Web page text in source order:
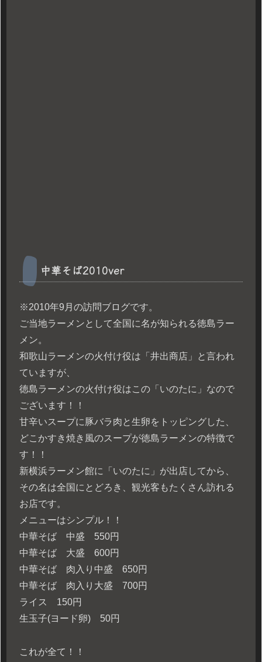
中華そば2010ver
※2010年9月の訪問ブログです。
ご当地ラーメンとして全国に名が知られる徳島ラー
メン。
和歌山ラーメンの火付け役は「井出商店」と言われ
ていますが、
徳島ラーメンの火付け役はこの「いのたに」なので
ございます！！
甘辛いスープに豚バラ肉と生卵をトッピングした、
どこかすき焼き風のスープが徳島ラーメンの特徴で
す！！
新横浜ラーメン館に「いのたに」が出店してから、
その名は全国にとどろき、観光客もたくさん訪れる
お店です。
メニューはシンプル！！
中華そば 中盛 550円
中華そば 大盛 600円
中華そば 肉入り中盛 650円
中華そば 肉入り大盛 700円
ライス 150円
生玉子(ヨード卵) 50円
これが全て！！